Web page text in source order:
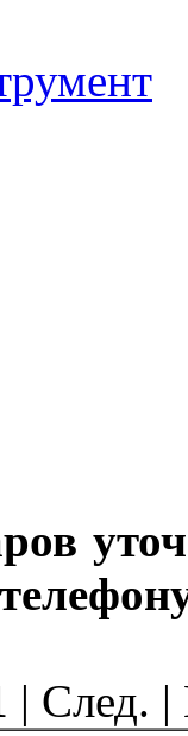
| След.